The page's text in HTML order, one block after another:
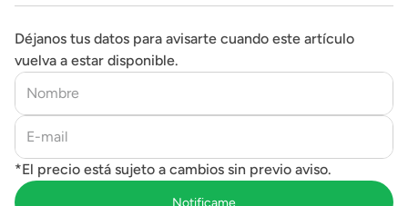
Déjanos tus datos para avisarte cuando este artículo
vuelva a estar disponible.